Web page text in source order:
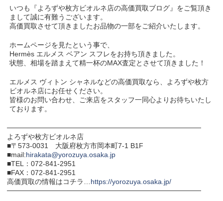
いつも『よろずや枚方ビオルネ店の高価買取ブログ』をご覧頂き
まして誠に有難うございます。
高価買取させて頂きましたお品物の一部をご紹介いたします。
ホームページを見たという事で、
Hermès エルメス ベアン スフレをお持ち頂きました。
状態、相場を踏まえて精一杯のMAX査定とさせて頂きました！
エルメス ヴィトン シャネルなどの高価買取なら、よろずや枚方
ビオルネ店にお任せください。
皆様のお問い合わせ、ご来店をスタッフ一同心よりお待ちいたし
ております。
───────────────────────────────────────
よろずや枚方ビオルネ店
■〒573-0031 大阪府枚方市岡本町7-1 B1F
■mail:hirakata@yorozuya.osaka.jp
■TEL：072-841-2951
■FAX：072-841-2951
高価買取の情報はコチラ…https://yorozuya.osaka.jp/
───────────────────────────────────────